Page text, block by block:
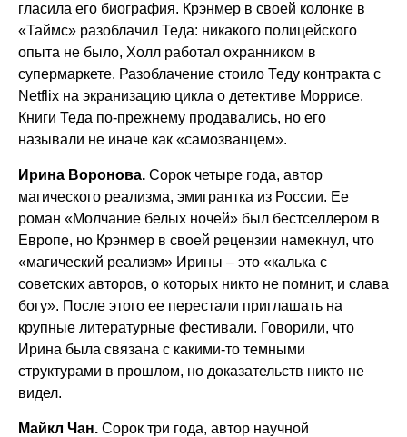
гласила его биография. Крэнмер в своей колонке в
«Таймс» разоблачил Теда: никакого полицейского
опыта не было, Холл работал охранником в
супермаркете. Разоблачение стоило Теду контракта с
Netflix на экранизацию цикла о детективе Моррисе.
Книги Теда по-прежнему продавались, но его
называли не иначе как «самозванцем».
Ирина Воронова. Сорок четыре года, автор
магического реализма, эмигрантка из России. Ее
роман «Молчание белых ночей» был бестселлером в
Европе, но Крэнмер в своей рецензии намекнул, что
«магический реализм» Ирины – это «калька с
советских авторов, о которых никто не помнит, и слава
богу». После этого ее перестали приглашать на
крупные литературные фестивали. Говорили, что
Ирина была связана с какими-то темными
структурами в прошлом, но доказательств никто не
видел.
Майкл Чан. Сорок три года, автор научной